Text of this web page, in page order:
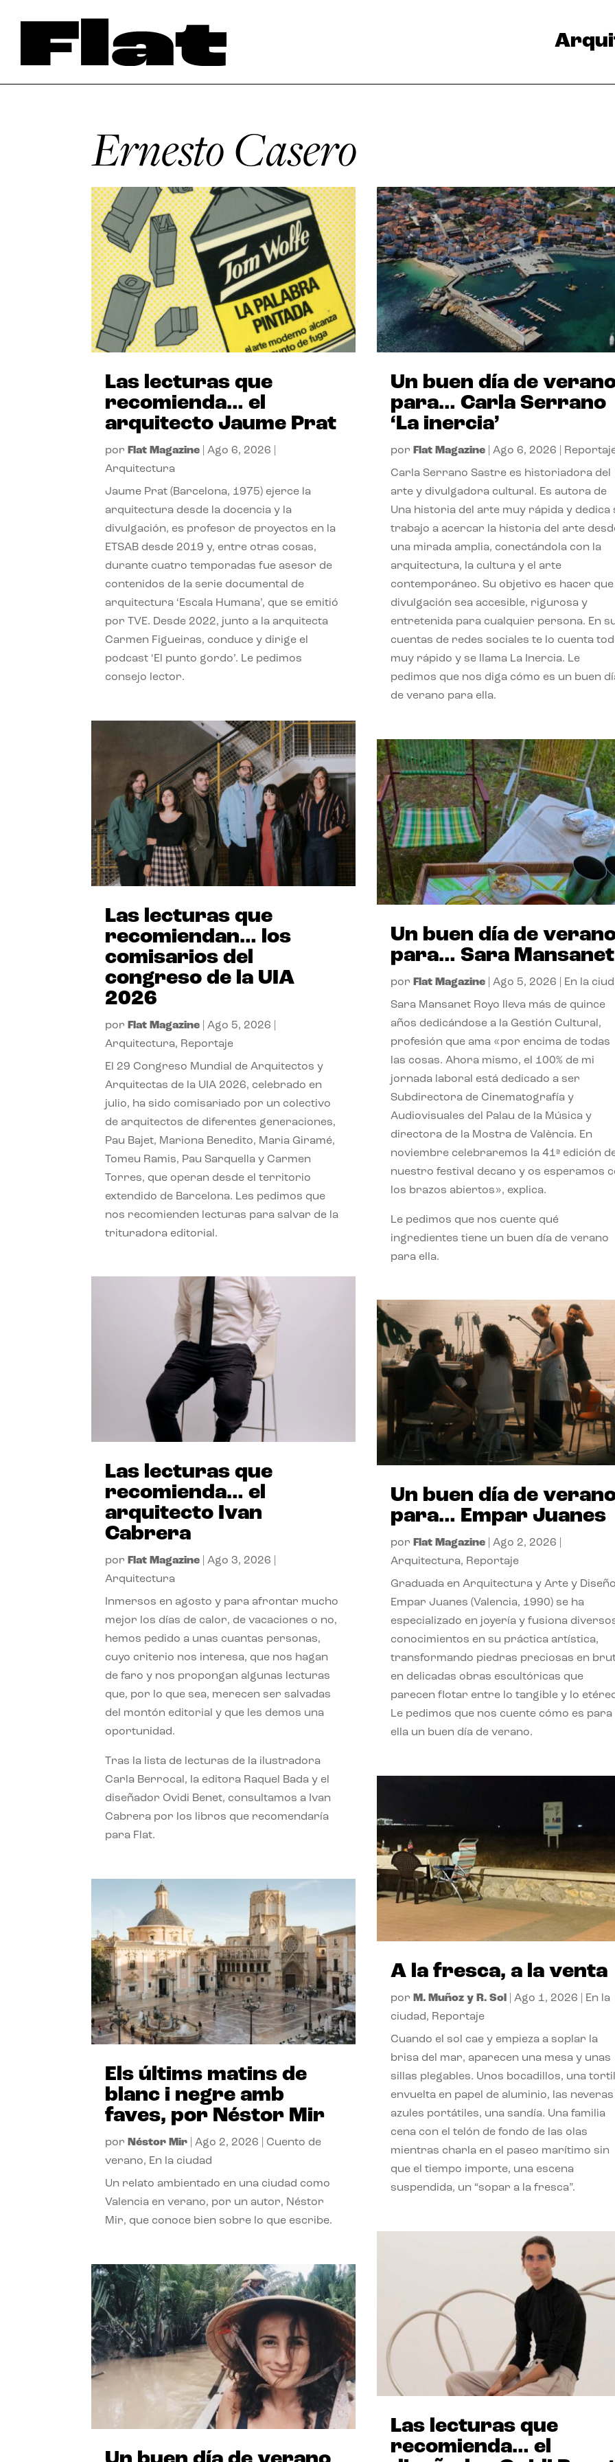
Ernesto Casero
Las lecturas que
recomienda… el
arquitecto Jaume Prat
por Flat Magazine |Ago 6, 2026
Arquitectura
Jaume Prat (Barcelona, 1975) ejerce la
arquitectura desde la docencia y la
divulgación, es profesor de proyectos en la
ETSAB desde 2019 y, entre otras cosas,
durante cuatro temporadas fue asesor de
contenidos de la serie documental de
arquitectura ‘Escala Humana’, que se emitió
por TVE. Desde 2022, junto a la arquitecta
Carmen Figueiras, conduce y dirige el
podcast ‘El punto gordo’. Le pedimos
consejo lector.
Las lecturas que
recomiendan… los
comisarios del
congreso de la UIA
2026
por Flat Magazine |Ago 5, 2026
Arquitectura, Reportaje
El 29 Congreso Mundial de Arquitectos y
Arquitectas de la UIA 2026, celebrado en
julio, ha sido comisariado por un colectivo
de arquitectos de diferentes generaciones,
Pau Bajet, Mariona Benedito, Maria Giramé,
Tomeu Ramis, Pau Sarquella y Carmen
Torres, que operan desde el territorio
extendido de Barcelona. Les pedimos que
nos recomienden lecturas para salvar de la
trituradora editorial.
Las lecturas que
recomienda… el
arquitecto Ivan
Cabrera
por Flat Magazine |Ago 3, 2026
Arquitectura
Inmersos en agosto y para afrontar mucho
mejor los días de calor, de vacaciones o no,
hemos pedido a unas cuantas personas,
cuyo criterio nos interesa, que nos hagan
de faro y nos propongan algunas lecturas
que, por lo que sea, merecen ser salvadas
del montón editorial y que les demos una
oportunidad.
Tras la lista de lecturas de la ilustradora
Carla Berrocal, la editora Raquel Bada y el
diseñador Ovidi Benet, consultamos a Ivan
Cabrera por los libros que recomendaría
para Flat.
Els últims matins de
blanc i negre amb
faves, por Néstor Mir
por Néstor Mir |Ago 2, 2026 |Cuento de
verano, En la ciudad
Un relato ambientado en una ciudad como
Valencia en verano, por un autor, Néstor
Mir, que conoce bien sobre lo que escribe.
Un buen día de
para… Carla Serrano
‘La inercia’
por Flat Magazine| Ago 6, 2026
Carla Serrano Sastre es historiadora del
arte y divulgadora cultural. Es autora de
Una historia del arte muy rápida y dedica
trabajo a acercar la historia del arte
una mirada amplia, conectándola con la
arquitectura, la cultura y el arte
contemporáneo. Su objetivo es hacer que
divulgación sea accesible, rigurosa y
entretenida para cualquier persona. En
cuentas de redes sociales te lo cuenta
muy rápido y se llama La Inercia. Le
pedimos que nos diga cómo es un buen
de verano para ella.
Un buen día de
para… Sara Mansanet
por Flat Magazine| Ago 5, 2026 En la
Sara Mansanet Royo lleva más de quince
años dedicándose a la Gestión Cultural,
profesión que ama «por encima de todas
las cosas. Ahora mismo, el 100% de mi
jornada laboral está dedicado a ser
Subdirectora de Cinematografía y
Audiovisuales del Palau de la Música y
directora de la Mostra de València. En
noviembre celebraremos la 41ª edición
nuestro festival decano y os esperamos
los brazos abiertos», explica.
Le pedimos que nos cuente qué
ingredientes tiene un buen día de verano
para ella.
Un buen día de
para… Empar Juanes
por Flat Magazine| Ago 2, 2026
Arquitectura, Reportaje
Graduada en Arquitectura y Arte y
Empar Juanes (Valencia, 1990) se ha
especializado en joyería y fusiona
conocimientos en su práctica artística,
transformando piedras preciosas en
en delicadas obras escultóricas que
parecen flotar entre lo tangible y lo
Le pedimos que nos cuente cómo es para
ella un buen día de verano.
A la fresca, a la venta
por M. Muñoz y R. Sol Ago 1, 2026
En la
ciudad, Reportaje
Cuando el sol cae y empieza a soplar la
brisa del mar, aparecen una mesa y unas
sillas plegables. Unos bocadillos, una
envuelta en papel de aluminio, las neveras
azules portátiles, una sandía. Una familia
cena con el telón de fondo de las olas
mientras charla en el paseo marítimo sin
que el tiempo importe, una escena
suspendida, un “sopar a la fresca”.
Las lecturas que
recomienda… el